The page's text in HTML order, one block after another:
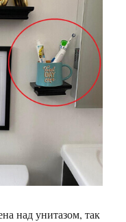
над унитазом, так